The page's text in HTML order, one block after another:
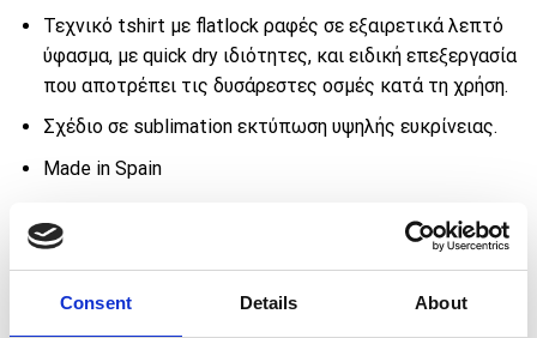
Consent Details About
was:
25,00 €.
is:
20,00 €.
Τεχνικό tshirt με flatlock ραφές σε εξαιρετικά λεπτό
ύφασμα, με quick dry ιδιότητες, και ειδική επεξεργασία
που αποτρέπει τις δυσάρεστες οσμές κατά τη χρήση.
Σχέδιο σε sublimation εκτύπωση υψηλής ευκρίνειας.
Made in Spain
Πρόσθεσε προϊόντα αξίας
μεταφορικά 🚚